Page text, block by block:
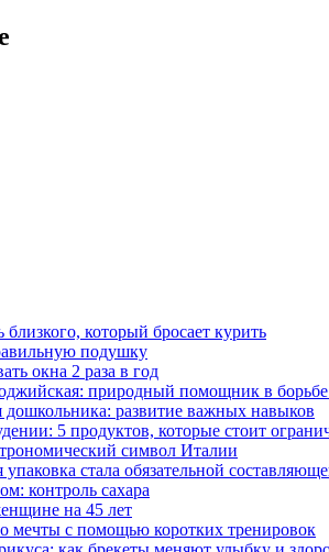
который бросает курить
подушку
окна 2 раза в год
природный помощник в
дошкольника: развитие важных навыков
5 продуктов, которые стоит
символ Италии
стала обязательной
контроль сахара
на 45 лет
мечты с помощью коротких тренировок